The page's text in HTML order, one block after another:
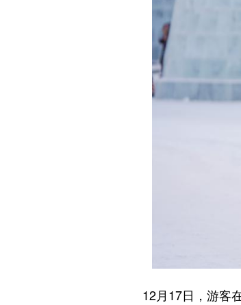
12月17日，游客在